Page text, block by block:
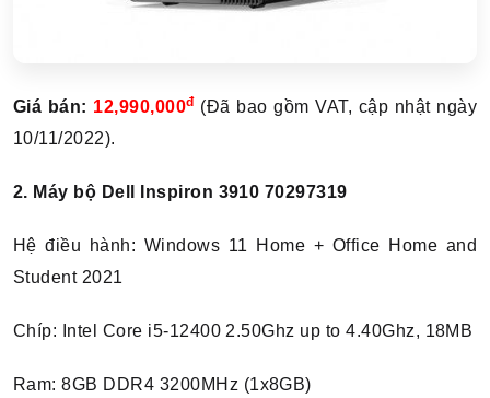
Giá bán: 12,990,000đ (Đã bao gồm VAT, cập nhật ngày
10/11/2022).
2. Máy bộ Dell Inspiron 3910 70297319
Hệ điều hành: Windows 11 Home + Office Home and
Student 2021
Chíp: Intel Core i5-12400 2.50Ghz up to 4.40Ghz, 18MB
Ram: 8GB DDR4 3200MHz (1x8GB)